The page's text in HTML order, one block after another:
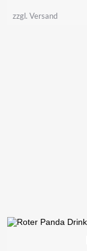
zzgl. Versand